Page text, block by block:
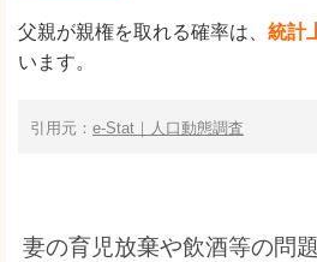
父親が親権を取れる確率は、 統計
います。
引用元： e-Stat｜人口動態調査
妻の育児放棄や飲酒等の問